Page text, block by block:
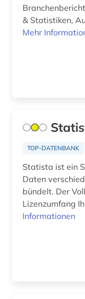
archiv (14)
Serbien (2)
Slowenien (4)
Spanien (5)
& Statistiken,
Mehr
TOP-DATENBANK
Statista ist ein
Daten
bündelt. Der
Lizenzumfang
Informationen